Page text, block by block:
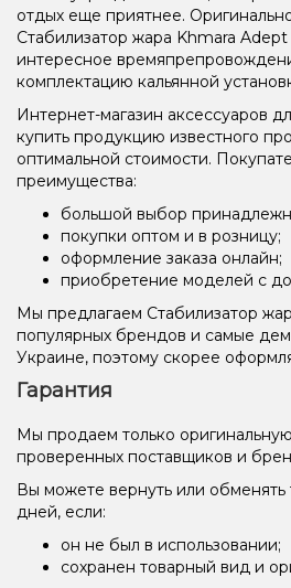
отдых еще приятнее.
Стабилизатор жара Khmara
интересное
комплектацию кальянной
Интернет-магазин аксессуаров
купить продукцию известного
оптимальной стоимости.
преимущества:
большой выбор
покупки оптом и в розницу;
оформление заказа онлайн;
приобретение моделей с
Мы предлагаем Стабилизатор
популярных брендов и самые
Украине, поэтому скорее
Гарантия
Мы продаем только
проверенных поставщиков и
Вы можете вернуть или обменять
дней, если:
он не был в использовании;
сохранен товарный вид и